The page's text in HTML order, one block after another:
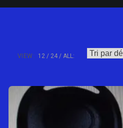
VIEW: 12 24 ALL: